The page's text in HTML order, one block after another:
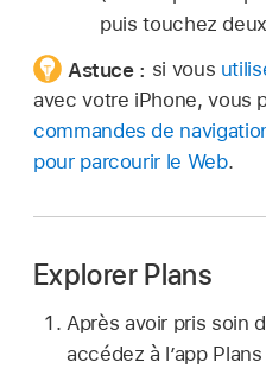
puis touchez
Astuce : si vous
avec votre iPhone, vous
commandes de
pour parcourir le Web.
Explorer Plans
Après avoir pris soin
accédez à l’app